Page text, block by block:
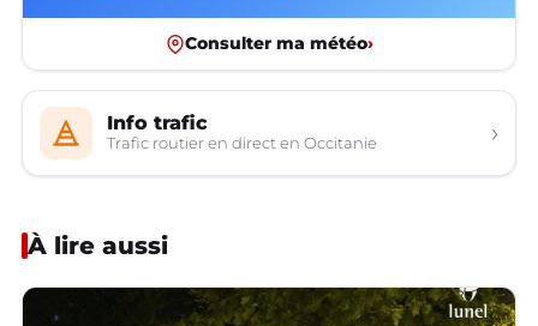
Consulter ma météo›
Info trafic
Trafic routier en direct en Occitanie ›
À lire aussi